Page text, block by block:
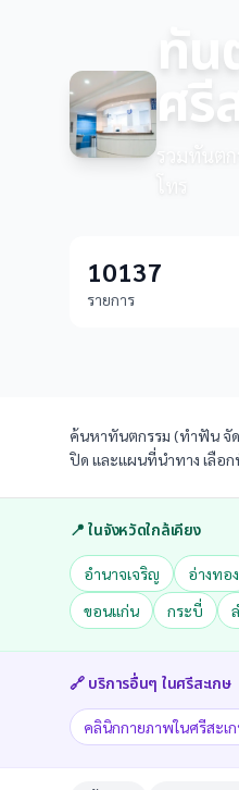
ทัน
ศรี
รวมทันต
10137
รายการ
ค้นหาทันตกรรม (ทำฟัน จัด
ปิด และแผนที่นำทาง เลือ
📍 ในจังหวัดใกล้เคียง
อำนาจเจริญ อ่างทอง
ขอนแก่น
กระบี่
🔗 บริการอื่นๆ ในศรีสะเกษ
คลินิกกายภาพในศรีสะเ